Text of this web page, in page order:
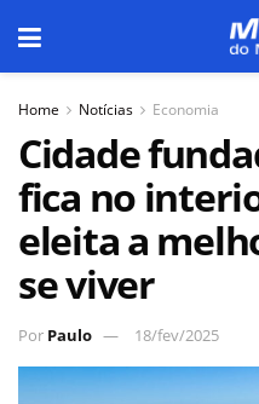
Home Notícias Economia
Cidade
fica no
eleita a
se viver
Por Paulo 18/fev/2025